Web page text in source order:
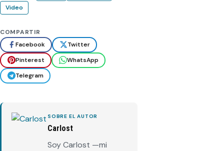
Video
COMPARTIR
Facebook
Twitter
Pinterest
WhatsApp
Telegram
SOBRE EL AUTOR
Carlost
Soy Carlost —mi